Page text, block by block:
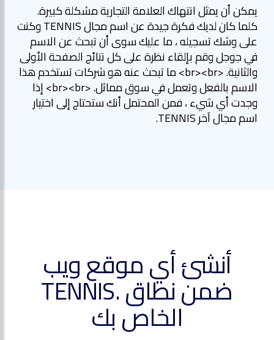
يمكن أن يمثل انتهاك العلامة التجارية مشكلة كبيرة.
كلما كان لديك فكرة جيدة عن اسم مجال TENNIS وكنت
على وشك تسجيله ، ما عليك سوى أن تبحث عن الاسم
في جوجل وقم بإلقاء نظرة على كل نتائج الصفحة الأولى
والثانية. <br><br> ما تبحث عنه هو شركات تستخدم هذا
الاسم بالفعل وتعمل في سوق مماثل. <br><br> إذا
وجدت أي شيء ، فمن المحتمل أنك ستحتاج إلى اختيار
اسم مجال آخر TENNIS.
أنشئ أي موقع ويب
ضمن نطاق .TENNIS
الخاص بك